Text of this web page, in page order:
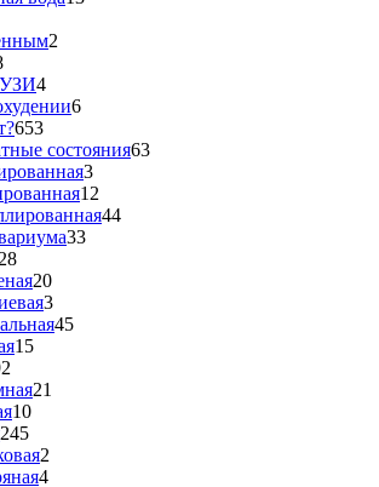
2
4
6
653
состояния63
3
12
44
33
28
20
3
45
15
21
10
245
2
4